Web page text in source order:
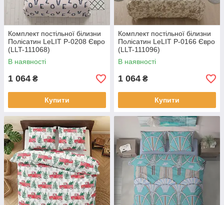
Комплект постільної білизни
Полісатин LeLIT Р-0208 Євро
(LLT-111068)
В наявності
1 064 ₴
Купити
Комплект постільної білизни
Полісатин LeLIT P-0166 Євро
(LLT-111096)
В наявності
1 064 ₴
Купити